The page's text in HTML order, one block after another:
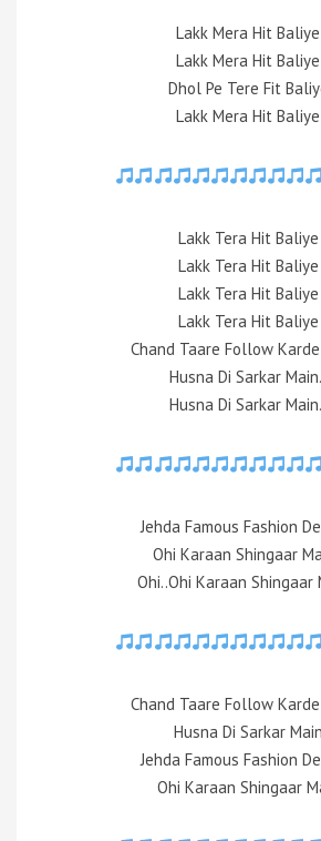
Lakk Mera Hit Baliye
Lakk Mera Hit Baliye
Dhol Pe Tere Fit
Lakk Mera Hit Baliye
Lakk Tera Hit Baliye
Lakk Tera Hit Baliye
Lakk Tera Hit Baliye
Lakk Tera Hit Baliye
Chand Taare Follow
Husna Di Sarkar
Husna Di Sarkar
Jehda Famous Fashion
Ohi Karaan Shingaar
Ohi..Ohi Karaan Shingaar
Chand Taare Follow
Husna Di Sarkar Main
Jehda Famous Fashion
Ohi Karaan Shingaar